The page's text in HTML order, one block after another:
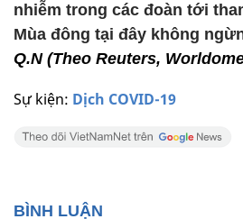
Sự kiện: Dịch COVID-19
nhiễm trong các đoàn tới
Mùa đông tại đây không
Q.N (Theo Reuters,